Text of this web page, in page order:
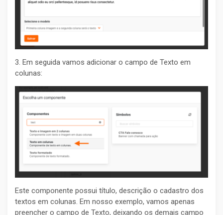
3. Em seguida vamos adicionar o campo de Texto em
colunas:
Este componente possui título, descrição o cadastro dos
textos em colunas. Em nosso exemplo, vamos apenas
preencher o campo de Texto, deixando os demais campo